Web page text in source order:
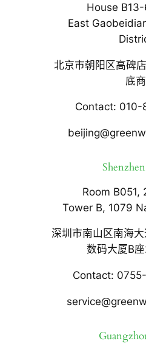
House
East
北京市朝阳区高碑
底商
Contact: 010-
Room B051,
Tower B, 1079
深圳市南山区南海
数码大厦B
Contact: